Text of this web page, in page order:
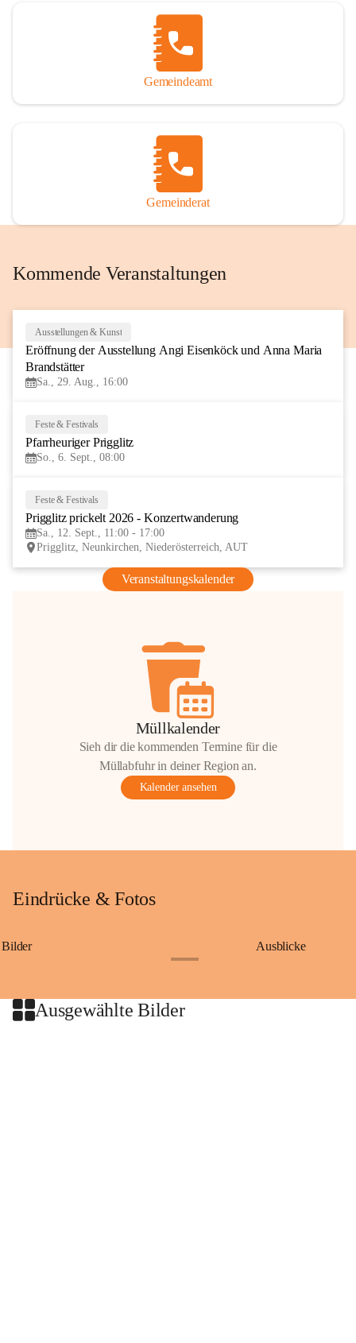
Gemeindeamt
Gemeinderat
Kommende Veranstaltungen
AUG
Ausstellungen & Kunst
Eröffnung der Ausstellung Angi Eisenköck und Anna Maria
Brandstätter
Sa., 29. Aug., 16:00
Feste & Festivals
Pfarrheuriger Prigglitz
So., 6. Sept., 08:00
Feste & Festivals
Prigglitz prickelt 2026 - Konzertwanderung
Sa., 12. Sept., 11:00 - 17:00
Prigglitz, Neunkirchen, Niederösterreich, AUT
Veranstaltungskalender
Müllkalender
Sieh dir die kommenden Termine für die
Müllabfuhr in deiner Region an.
Kalender ansehen
Eindrücke & Fotos
Bilder Ausblicke
Ausgewählte Bilder